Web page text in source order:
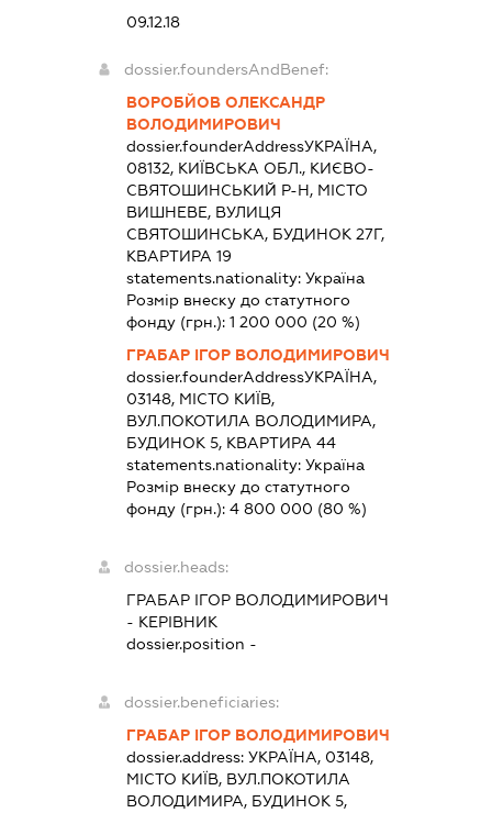
09.12.18
dossier.foundersAndBenef:
ВОРОБЙОВ ОЛЕКСАНДР
ВОЛОДИМИРОВИЧ
dossier.founderAddressУКРАЇНА,
08132, КИЇВСЬКА ОБЛ., КИЄВО-
СВЯТОШИНСЬКИЙ Р-Н, МІСТО
ВИШНЕВЕ, ВУЛИЦЯ
СВЯТОШИНСЬКА, БУДИНОК 27Г,
КВАРТИРА 19
statements.nationality:Україна
Розмір внеску до статутного
фонду (грн.):1 200 000 (20 %)
ГРАБАР ІГОР ВОЛОДИМИРОВИЧ
dossier.founderAddressУКРАЇНА,
03148, МІСТО КИЇВ,
ВУЛ.ПОКОТИЛА ВОЛОДИМИРА,
БУДИНОК 5, КВАРТИРА 44
statements.nationality:Україна
Розмір внеску до статутного
фонду (грн.):4 800 000 (80 %)
dossier.heads:
ГРАБАР ІГОР ВОЛОДИМИРОВИЧ
- КЕРІВНИК
dossier.position -
dossier.beneficiaries:
ГРАБАР ІГОР ВОЛОДИМИРОВИЧ
dossier.address:УКРАЇНА, 03148,
МІСТО КИЇВ, ВУЛ.ПОКОТИЛА
ВОЛОДИМИРА, БУДИНОК 5,